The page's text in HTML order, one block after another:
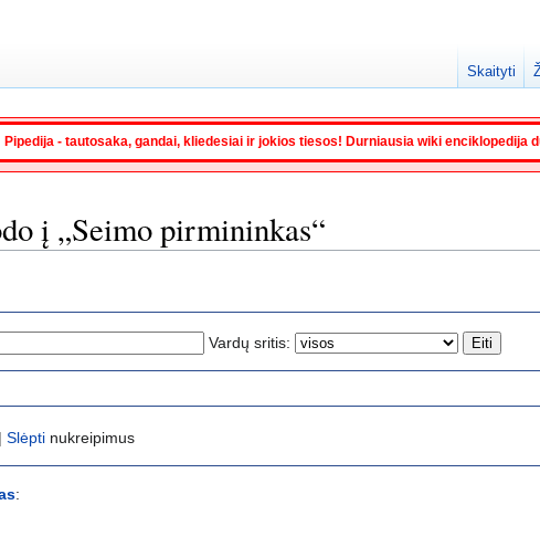
Pipedija - tautosaka, gandai, kliedesiai ir jokios tiesos! Durniausia wiki enciklopedija
į „Seimo pirmininkas“
Vardų sritis:
Slėpti nukreipimus
:
Skaityti